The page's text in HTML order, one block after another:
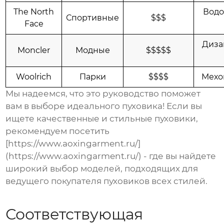
The North
Face
Спортивные $$$
Moncler Модные $$$$$
Woolrich Парки $$$$
Мы надеемся, что это руководство поможет
вам в выборе идеального пуховика! Если вы
ищете качественные и стильные пуховики,
рекомендуем посетить
[https://www.aoxingarment.ru/]
(https://www.aoxingarment.ru/) - где вы найдете
широкий выбор моделей, подходящих для
ведущего покупателя пуховиков всех стилей.
Соответствующая